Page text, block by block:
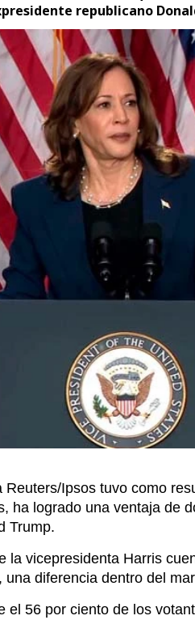
Reuters/Ipsos tuvo como
ha logrado una ventaja de
la vicepresidenta Harris
56 por ciento de los
de afrontar retos", en
Solo el 22 por ciento de los
de reelección después
contó con la participación